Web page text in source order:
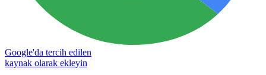
Google'da tercih edilen
kaynak olarak ekleyin